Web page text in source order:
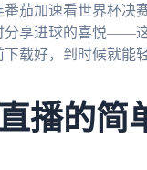
茄加速看世界杯决
享进球的喜悦——
载好，到时候就能
播的简